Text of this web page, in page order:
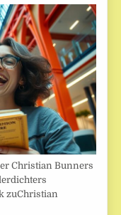
Christian Bunners
zuChristian